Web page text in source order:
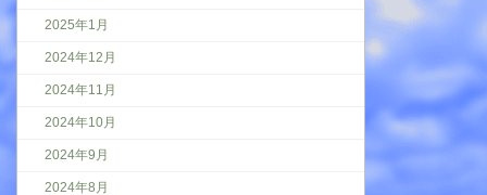
2025年1月
2024年12月
2024年11月
2024年10月
2024年9月
2024年8月